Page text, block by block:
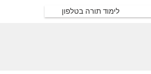
לימוד תורה בטלפון